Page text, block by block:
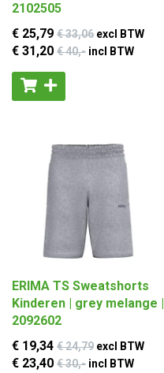
2102505
€ 25,79 € 33,06 excl BTW
€ 31,20 € 40,- incl BTW
ERIMA TS Sweatshorts
Kinderen | grey melange |
2092602
€ 19,34 € 24,79 excl BTW
€ 23,40 € 30,- incl BTW